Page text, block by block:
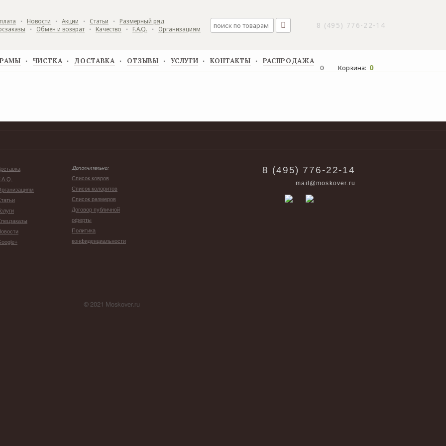
▪ Новости ▪ Акции ▪ Статьи ▪ Размерный ряд
▪ Обмен и возврат ▪ Качество ▪ F.A.Q. ▪ Организациям 8 (495) 776-22-14
▪ ЧИСТКА ▪ ДОСТАВКА ▪ ОТЗЫВЫ ▪ УСЛУГИ ▪ КОНТАКТЫ ▪ РАСПРОДАЖА
0 Корзина: 0
Дополнительно:
Список ковров
Список колоритов
Список размеров
Договор публичной
оферты
Политика
конфиденциальности
8 (495) 776-22-14
mail@moskover.ru
© 2021 Moskover.ru